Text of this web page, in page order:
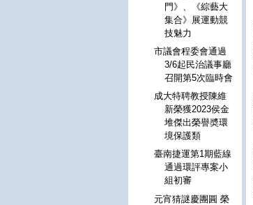
門》、《綜藝大
集合》展運動競
技魅力
市議會程委會通過
3/6起民治議事廳
召開第5次臨時會
成大特聘教授陳維
新榮獲2023侯金
堆傑出榮譽奬環
境保護類
臺南捷運第1期藍線
通過環評專案小
組初審
元宵猜謎慶團圓 榮